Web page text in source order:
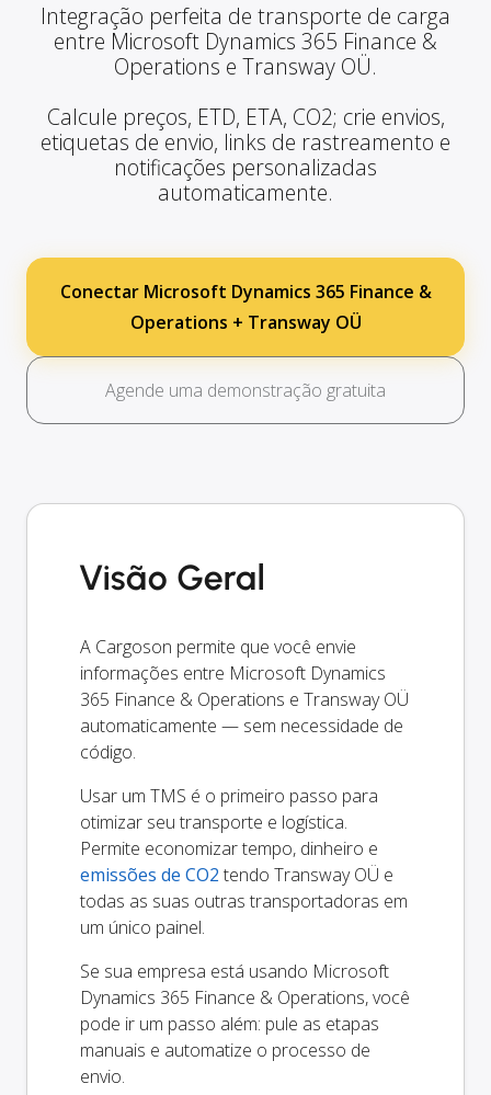
Integração perfeita de transporte de carga
entre Microsoft Dynamics 365 Finance &
Operations e Transway OÜ.
Calcule preços, ETD, ETA, CO2; crie envios,
etiquetas de envio, links de rastreamento e
notificações personalizadas
automaticamente.
Conectar Microsoft Dynamics 365 Finance &
Operations + Transway OÜ
Agende uma demonstração gratuita
Visão Geral
A Cargoson permite que você envie
informações entre Microsoft Dynamics
365 Finance & Operations e Transway OÜ
automaticamente — sem necessidade de
código.
Usar um TMS é o primeiro passo para
otimizar seu transporte e logística.
Permite economizar tempo, dinheiro e
emissões de CO2 tendo Transway OÜ e
todas as suas outras transportadoras em
um único painel.
Se sua empresa está usando Microsoft
Dynamics 365 Finance & Operations, você
pode ir um passo além: pule as etapas
manuais e automatize o processo de
envio.